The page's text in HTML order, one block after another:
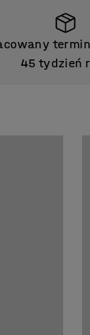
45 tydzień